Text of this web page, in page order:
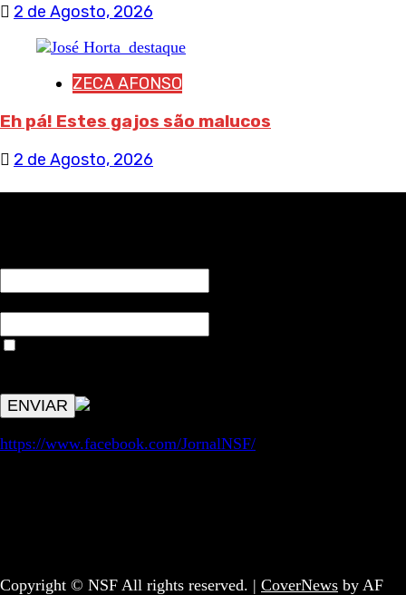
2 de Agosto, 2026
ZECA AFONSO
Eh pá! Estes gajos são malucos
2 de Agosto, 2026
https://www.facebook.com/JornalNSF/
Copyright © NSF All rights reserved. | CoverNews by AF